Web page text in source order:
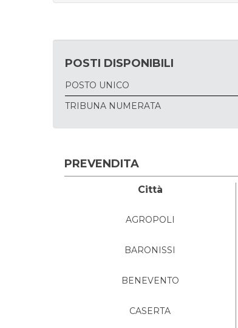
POSTI DISPONIBILI
POSTO UNICO
TRIBUNA NUMERATA
PREVENDITA
Città
AGROPOLI
BARONISSI
BENEVENTO
CASERTA